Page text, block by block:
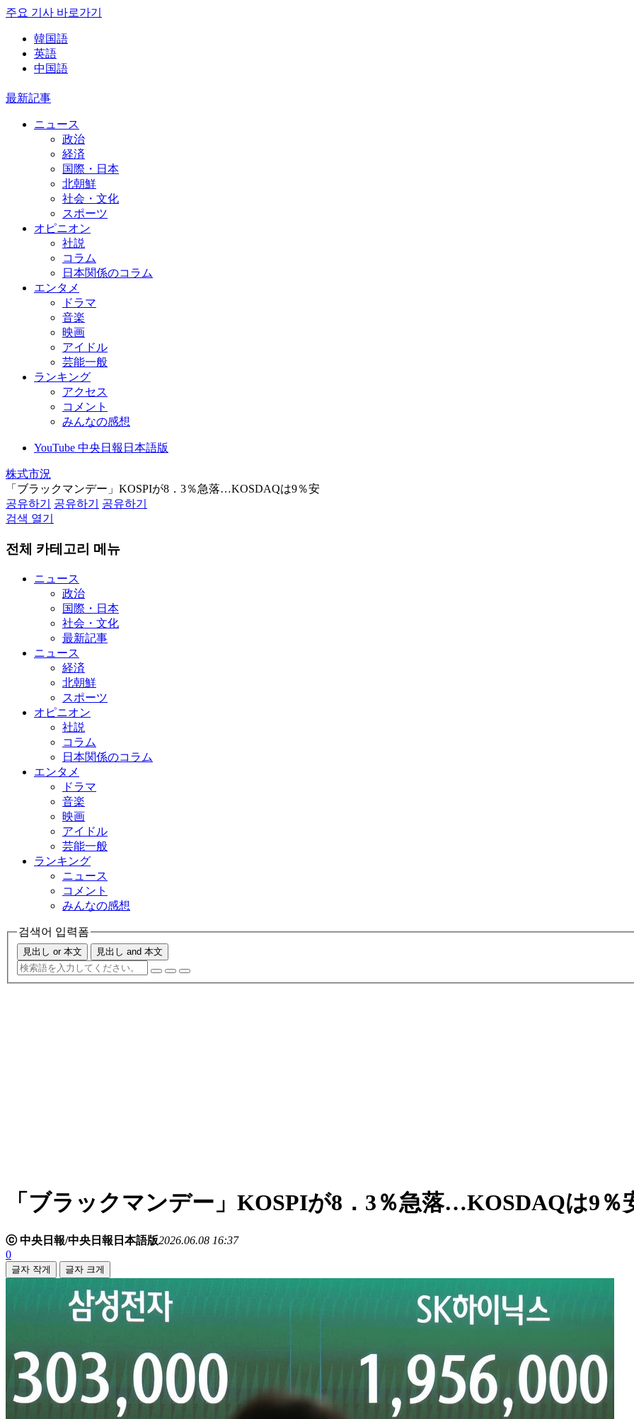
주요 기사 바로가기
韓国語
英語
中国語
最新記事
ニュース
政治
経済
国際・日本
北朝鮮
社会・文化
スポーツ
オピニオン
社説
コラム
日本関係のコラム
エンタメ
ドラマ
音楽
映画
アイドル
芸能一般
ランキング
アクセス
コメント
みんなの感想
YouTube 中央日報日本語版
株式市況
「ブラックマンデー」KOSPIが8．3％急落…KOSDAQは9％安
공유하기
공유하기
공유하기
검색 열기
전체 카테고리 메뉴
ニュース
政治
国際・日本
社会・文化
最新記事
ニュース
経済
北朝鮮
スポーツ
オピニオン
社説
コラム
日本関係のコラム
エンタメ
ドラマ
音楽
映画
アイドル
芸能一般
ランキング
ニュース
コメント
みんなの感想
검색어 입력폼
見出し or 本文 見出し and 本文
「ブラックマンデー」KOSPIが8．3％急落…KOSDAQは9％
ⓒ 中央日報/中央日報日本語版2026.06.08 16:37
0
글자 작게 글자 크게